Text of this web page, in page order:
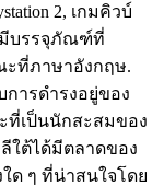
2, เกมคิวบ์
มีบรรจุภัณฑ์ที่
ะที่ภาษาอังกฤษ.
ารดำรงอยู่ของ
ที่เป็นนักสะสมของ
ใต้ได้มีตลาดของ
ด ๆ ที่น่าสนใจโดย